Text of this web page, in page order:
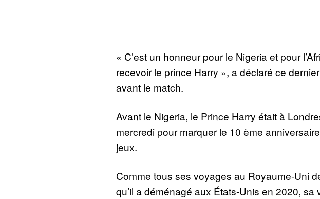
« C’est un honneur pour le Nigeria et pour
recevoir le prince Harry », a déclaré ce dernier
avant le match.
Avant le Nigeria, le Prince Harry était à
mercredi pour marquer le 10 ème
jeux.
Comme tous ses voyages au Royaume-Uni
qu’il a déménagé aux États-Unis en 2020, sa